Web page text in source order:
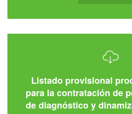
Listado provisional
para la contratación de
de diagnóstico y